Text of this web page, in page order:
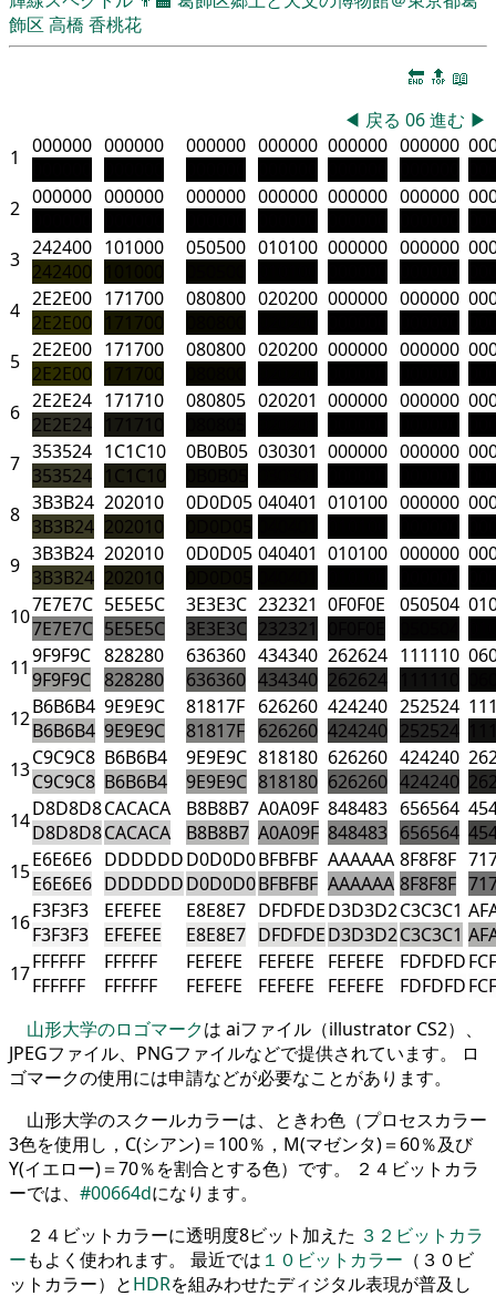
飾区 高橋 香桃花
🔚 🔝 📖
◀ 戻る 06進む ▶
1
000000 000000
000000 000000 000000 000000
2 000000 000000
000000 000000 000000 000000
3 242400
242400
101000
050500 010100 000000 000000
4 2E2E00
2E2E00
171700
080800 020200 000000 000000
5 2E2E00
2E2E00
171700
080800 020200 000000 000000
6 2E2E24
2E2E24
171710
080805 020201 000000 000000
7 353524
353524
1C1C10
1C1C10
0B0B05 030301 000000 000000
8 3B3B24
3B3B24
202010
202010
0D0D05 040401 010100 000000
9 3B3B24
3B3B24
202010
202010
0D0D05 040401 010100 000000
107E7E7C
7E7E7C
5E5E5C
5E5E5C
3E3E3C
3E3E3C
232321
232321
0F0F0E
050504
11 9F9F9C
9F9F9C
828280
828280
636360
636360
434340
434340
262624
262624
111110
12B6B6B4
B6B6B4
9E9E9C
9E9E9C
81817F
81817F
626260
626260
424240
424240
252524
252524
13C9C9C8
C9C9C8
B6B6B4
B6B6B4
9E9E9C
9E9E9C
818180
818180
626260
626260
424240
424240
14D8D8D8
D8D8D8
CACACA
CACACA
B8B8B7
B8B8B7
A0A09F
A0A09F
848483
848483
656564
656564
15E6E6E6
E6E6E6
DDDDDD
DDDDDD
D0D0D0
D0D0D0
BFBFBF
BFBFBF
AAAAAA
AAAAAA
8F8F8F
8F8F8F
16F3F3F3
F3F3F3
EFEFEE
EFEFEE
E8E8E7
E8E8E7
DFDFDE
DFDFDE
D3D3D2
D3D3D2
C3C3C1
C3C3C1
17FFFFFF
FFFFFF
FFFFFF
FFFFFF
FEFEFE
FEFEFE
FEFEFE
FEFEFE
FEFEFE
FEFEFE
FDFDFD
FDFDFD
山形大学のロゴマークは aiファイル（illustrator CS2）、
JPEGファイル、PNGファイルなどで提供されています。 ロ
ゴマークの使用には申請などが必要なことがあります。
山形大学のスクールカラーは、ときわ色（プロセスカラー
3色を使用し，C(シアン)＝100％，M(マゼンタ)＝60％及び
Y(イエロー)＝70％を割合とする色）です。 ２４ビットカラ
ーでは、 #00664dになります。
２４ビットカラーに透明度8ビット加えた ３２ビットカラ
ーもよく使われます。 最近では １０ビットカラー （３０ビ
ットカラー）とHDRを組みわせたディジタル表現が普及し